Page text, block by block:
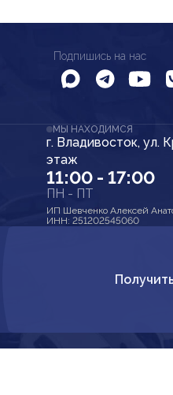
Подпишись на нас
МЫ НАХОДИМСЯ
г. Владивосток, ул.
этаж
11:00 - 17:00
ПН - ПТ
ИП Шевченко Алексей
ИНН: 251202545060